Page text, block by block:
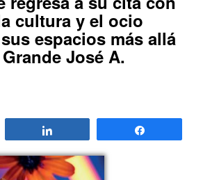
cultura y el ocio
espacios más allá
José A.